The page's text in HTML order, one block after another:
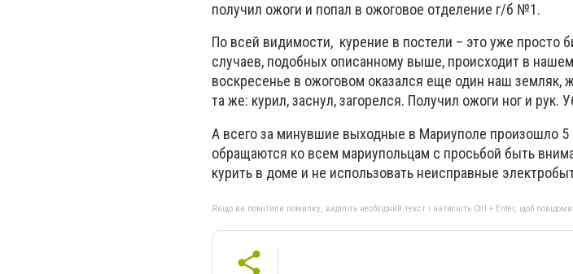
получил ожоги и попал в ожоговое отделение г/б №1.
По всей видимости, курение в постели – это уже просто
случаев, подобных описанному выше, происходит в
воскресенье в ожоговом оказался еще один наш земляк,
та же: курил, заснул, загорелся. Получил ожоги ног и
А всего за минувшие выходные в Мариуполе произошло
обращаются ко всем мариупольцам с просьбой быть
курить в доме и не использовать неисправные
Якщо ви помітили помилку, виділіть необхідний текст і натисніть Ctrl + Enter, щоб